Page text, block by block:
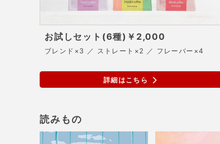
お試しセット(6種) ￥2,000
ブレンド×3 ／ ストレート×2 ／ フレーバー×4
詳細はこちら
読みもの